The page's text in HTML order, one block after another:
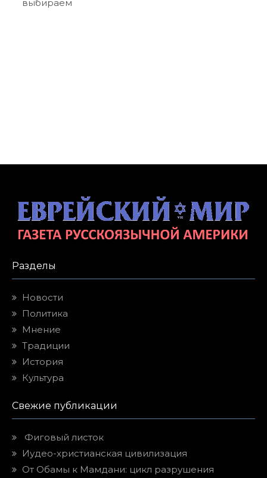
выбираем
Разделы
Новости
Политика
Мнение
Традиции
История
Культура
Свежие публикации
Фиговый листок
Иудео-христианская цивилизация
От Обамы к Мамдани: цикл разрушения